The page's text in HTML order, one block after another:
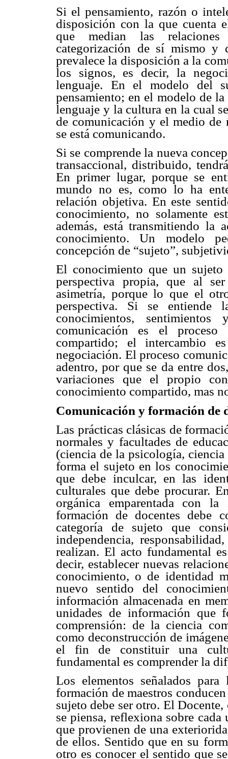
Si el pensamiento, razón o
disposición con la que cuenta
que median las
categorización de sí mismo y
prevalece la disposición a la
los signos, es decir, la
lenguaje. En el modelo del
pensamiento; en el modelo de
lenguaje y la cultura en la cual
de comunicación y el medio de
se está comunicando.
Si se comprende la nueva
transaccional, distribuido,
En primer lugar, porque se
mundo no es, como lo ha
relación objetiva. En este
conocimiento, no solamente
además, está transmitiendo
conocimiento. Un modelo
concepción de “sujeto”,
El conocimiento que un
perspectiva propia, que al
asimetría, porque lo que el
perspectiva. Si se entiende
conocimientos,
comunicación es el
compartido; el intercambio
negociación. El proceso
adentro, por que se da entre
variaciones que el propio
conocimiento compartido, mas
Comunicación y formación de
Las prácticas clásicas de
normales y facultades de
(ciencia de la psicología,
forma el sujeto en los
que debe inculcar, en las
culturales que debe procurar.
orgánica emparentada con
formación de docentes debe
categoría de sujeto que
independencia,
realizan. El acto fundamental
decir, establecer nuevas
conocimiento, o de identidad
nuevo sentido del
información almacenada en
unidades de información que
comprensión: de la ciencia
como deconstrucción de
el fin de constituir una
fundamental es comprender la
Los elementos señalados
formación de maestros
sujeto debe ser otro. El
se piensa, reflexiona sobre
que provienen de una
de ellos. Sentido que en su
otro es conocer el sentido que